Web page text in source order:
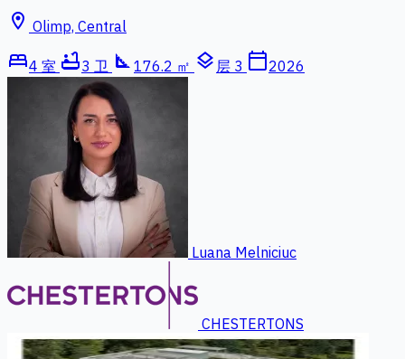
location_on Olimp, Central
bed4 室 bathtub3 卫 square_foot 176.2 ㎡ layers 层 3 calendar_today2026
Luana Melniciuc
CHESTERTONS